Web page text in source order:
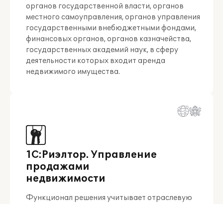
органов государственной власти, органов
местного самоуправления, органов управления
государственными внебюджетными фондами,
финансовых органов, органов казначейства,
государственных академий наук, в сферу
деятельности которых входит аренда
недвижимого имущества.
1С:Риэлтор. Управление
продажами
недвижимости
Функционал решения учитывает отраслевую